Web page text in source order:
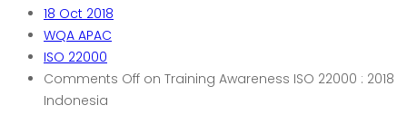
18 Oct 2018
WQA APAC
ISO 22000
Comments Off on Training Awareness ISO 22000 : 2018
Indonesia